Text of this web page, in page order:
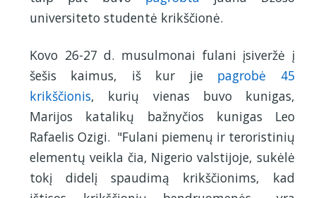
universiteto studentė krikščionė.
Kovo 26-27 d. musulmonai fulani įsiveržė į
šešis kaimus, iš kur jie pagrobė 45
krikščionis, kurių vienas buvo kunigas,
Marijos katalikų bažnyčios kunigas Leo
Rafaelis Ozigi. "Fulani piemenų ir teroristinių
elementų veikla čia, Nigerio valstijoje, sukėlė
tokį didelį spaudimą krikščionims, kad